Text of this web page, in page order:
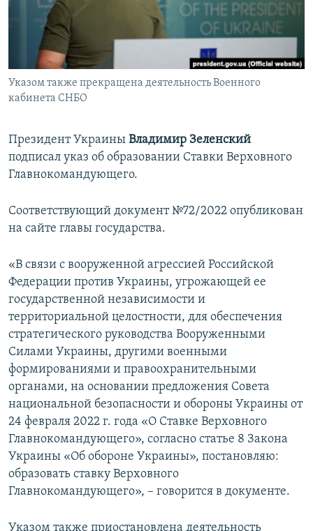
ПОБЕДИТЕЛЕЙ НЕ СУДЯТ?
КРЫМ.НЕПОКОРЕННЫЙ
ELIFBE
УКРАИНСКАЯ ПРОБЛЕМА КРЫМА
ПРИСОЕДИНЯЙТЕСЬ!
Указом также прекращена деятельность Военного
кабинета СНБО
Президент Украины Владимир Зеленский
подписал указ об образовании Ставки Верховного
Главнокомандующего.
Соответствующий документ №72/2022 опубликован
на сайте главы государства.
«В связи с вооруженной агрессией Российской
Федерации против Украины, угрожающей ее
государственной независимости и
территориальной целостности, для обеспечения
стратегического руководства Вооруженными
Силами Украины, другими военными
формированиями и правоохранительными
органами, на основании предложения Совета
национальной безопасности и обороны Украины от
24 февраля 2022 г. года «О Ставке Верховного
Главнокомандующего», согласно статье 8 Закона
Украины «Об обороне Украины», постановляю:
образовать ставку Верховного
Главнокомандующего», – говорится в документе.
Указом также приостановлена деятельность